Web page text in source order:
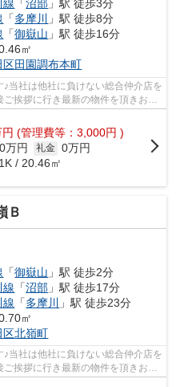
線 「沼部 」駅 徒歩3分
「多摩川
」駅 徒歩8分
「御嶽山 」駅 徒歩16分
㎡
区田園調布本町
当社は他社に負けない総合仲介店を
挨拶に行き最新の物件を頂きお客
円 (管理費等：3,000円 )
0万円 礼金 0万円
/ 20.46㎡
Ｂ
「御嶽山 」駅 徒歩2分
線 「沼部 」駅 徒歩17分
線 「多摩川 」駅 徒歩23分
㎡
区北嶺町
当社は他社に負けない総合仲介店を
挨拶に行き最新の物件を頂きお客